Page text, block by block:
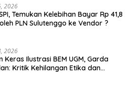
2026
Temukan Kelebihan Bayar Rp 41,8
PLN Sulutenggo ke Vendor ?
2026
Keras Ilustrasi BEM UGM, Garda
Kritik Kehilangan Etika dan